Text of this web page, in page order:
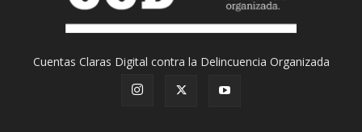
Cuentas Claras Digital contra la Delincuencia Organizada